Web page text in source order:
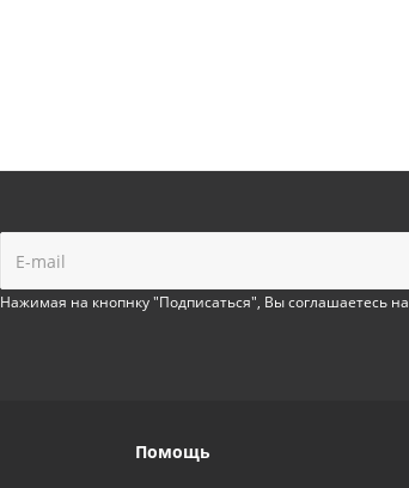
Нажимая на кнопнку "Подписаться", Вы соглашаетесь на
Помощь